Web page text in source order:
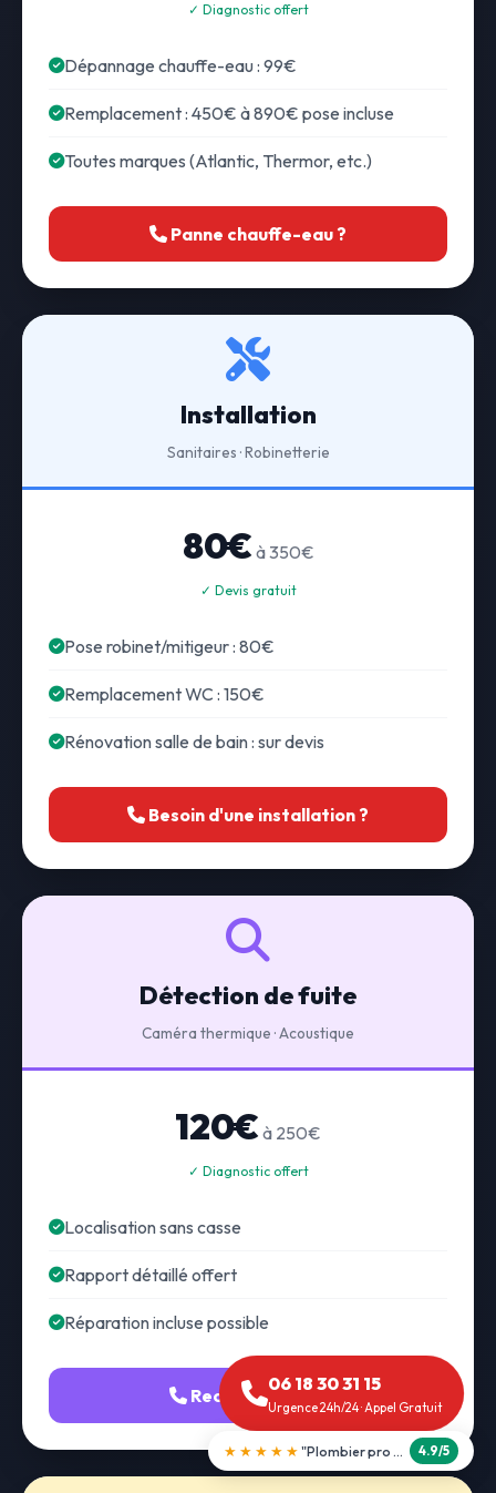
✓ Diagnostic offert
Dépannage chauffe-eau : 99€
Remplacement : 450€ à 890€ pose incluse
Toutes marques (Atlantic, Thermor, etc.)
Panne chauffe-eau ?
Installation
Sanitaires · Robinetterie
80€ à 350€
✓ Devis gratuit
Pose robinet/mitigeur : 80€
Remplacement WC : 150€
Rénovation salle de bain : sur devis
Besoin d'une installation ?
Détection de fuite
Caméra thermique · Acoustique
120€ à 250€
✓ Diagnostic offert
Localisation sans casse
Rapport détaillé offert
Réparation incluse possible
Recherche fuite
06 18 30 31 15
Urgence 24h/24 · Appel Gratuit
★★★★★ "Débouchage WC en 30 min" 5.0/5